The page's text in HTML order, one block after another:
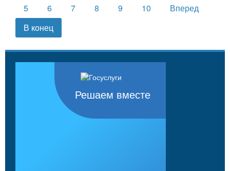
5
6 7 8 9 10
Вперед
В конец
Решаем вместе